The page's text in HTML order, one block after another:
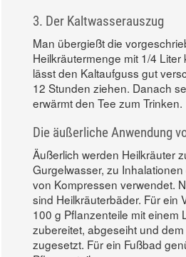
3. Der Kaltwasserauszug
Man übergießt die
Heilkräutermenge mit 1/4
lässt den Kaltaufguss gut
12 Stunden ziehen. Danach
erwärmt den Tee zum Trinken.
Die äußerliche Anwendung
Äußerlich werden Heilkräuter
Gurgelwasser, zu
von Kompressen verwendet.
sind Heilkräuterbäder. Für ein
100 g Pflanzenteile mit einem
zubereitet, abgeseiht und
zugesetzt. Für ein Fußbad